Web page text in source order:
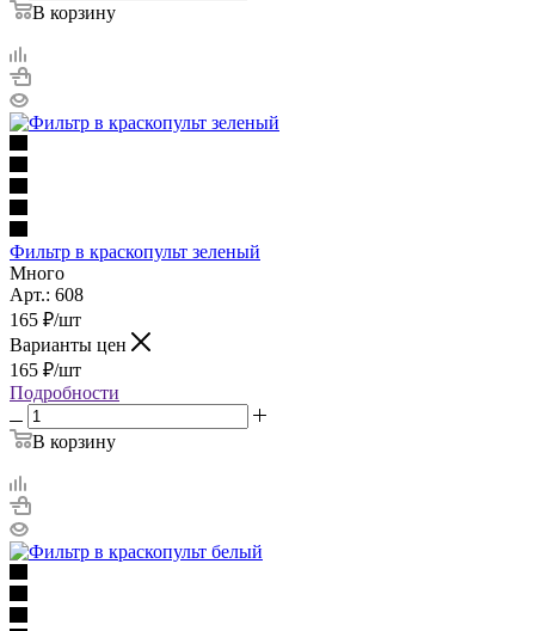
В корзину
Фильтр в краскопульт зеленый
Много
Арт.: 608
165 ₽/шт
Варианты цен
165 ₽/шт
Подробности
В корзину